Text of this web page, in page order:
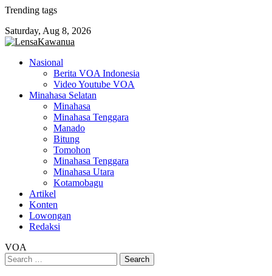
Skip
content
Trending tags
Saturday, Aug 8, 2026
Nasional
Berita VOA Indonesia
Video Youtube VOA
Minahasa Selatan
Minahasa
Minahasa Tenggara
Manado
Bitung
Tomohon
Minahasa Tenggara
Minahasa Utara
Kotamobagu
Artikel
Konten
Lowongan
Redaksi
VOA
Search
for: